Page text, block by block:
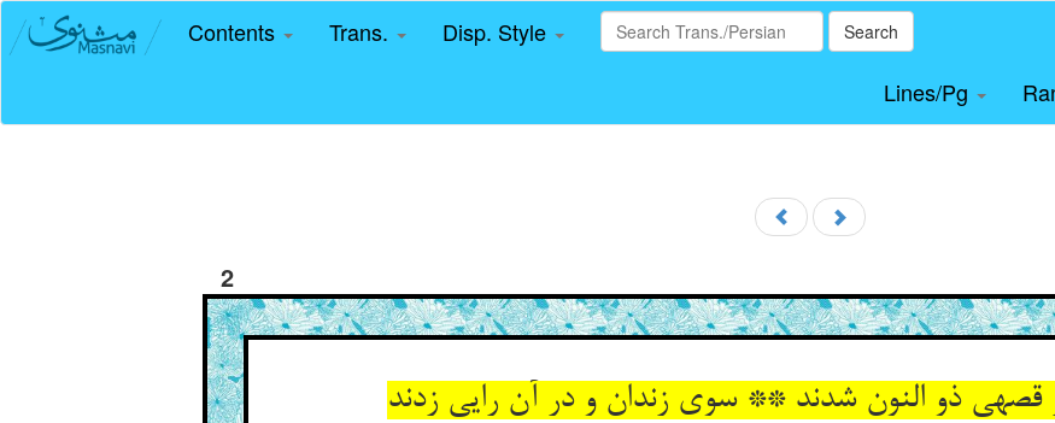
Contents Trans. Disp. Style Search
Lines/Pg
2
قصه‏ی ذو النون شدند ** سوی زندان و در آن رایی زدند